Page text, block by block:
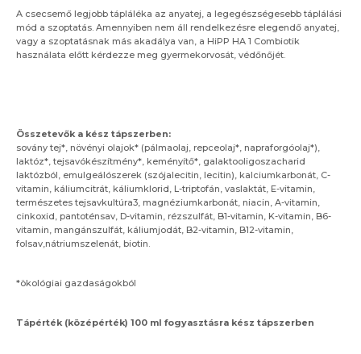
A csecsemő legjobb tápláléka az anyatej, a legegészségesebb táplálási
mód a szoptatás. Amennyiben nem áll rendelkezésre elegendő anyatej,
vagy a szoptatásnak más akadálya van, a HiPP HA 1 Combiotik
használata előtt kérdezze meg gyermekorvosát, védőnőjét.
Összetevők a kész tápszerben:
sovány tej*, növényi olajok* (pálmaolaj, repceolaj*, napraforgóolaj*),
laktóz*, tejsavókészítmény*, keményítő*, galaktooligoszacharid
laktózból, emulgeálószerek (szójalecitin, lecitin), kalciumkarbonát, C-
vitamin, káliumcitrát, káliumklorid, L-triptofán, vaslaktát, E-vitamin,
természetes tejsavkultúra3, magnéziumkarbonát, niacin, A-vitamin,
cinkoxid, pantoténsav, D-vitamin, rézszulfát, B1-vitamin, K-vitamin, B6-
vitamin, mangánszulfát, káliumjodát, B2-vitamin, B12-vitamin,
folsav,nátriumszelenát, biotin.
*ökológiai gazdaságokból
Tápérték (középérték) 100 ml fogyasztásra kész tápszerben